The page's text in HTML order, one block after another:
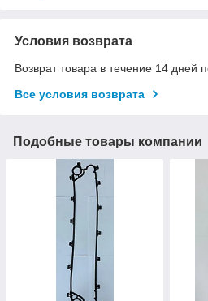
Условия возврата
Возврат товара в течение 14 дней
Все условия возврата
Подобные товары компании